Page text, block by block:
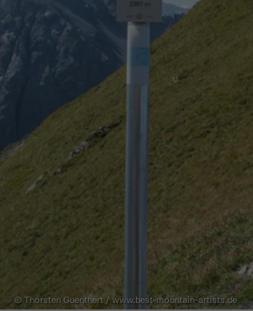
© Thorsten Guenthert / www.best-mountain-artists.de